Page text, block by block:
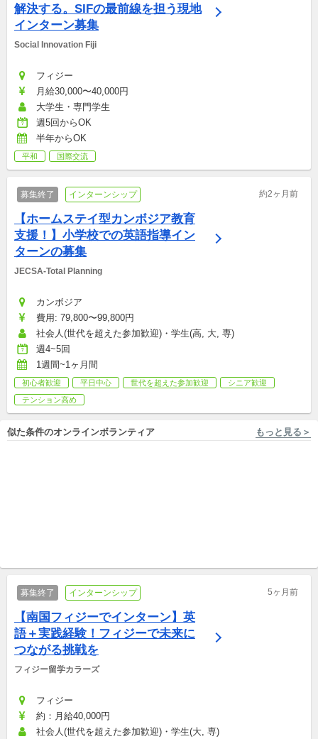
解決する。SIFの最前線を担う現地
インターン募集
フィジー
月給30,000〜40,000円
大学生・専門学生
週5回からOK
半年からOK
平和 国際交流
募集終了 インターンシップ 約2ヶ月前
【ホームステイ型カンボジア教育
支援！】小学校での英語指導イン
ターンの募集
JECSA-Total Planning
カンボジア
費用: 79,800〜99,800円
社会人(世代を超えた参加歓迎)・学生(高, 大, 専)
週4~5回
1週間~1ヶ月間
初心者歓迎 平日中心 世代を超えた参加歓迎
シニア歓迎
テンション高め
似た条件のオンラインボランティア もっと見る＞
募集終了 インターンシップ 5ヶ月前
【南国フィジーでインターン】英
語＋実践経験！フィジーで未来に
つながる挑戦を
フィジー留学カラーズ
フィジー
約：月給40,000円
社会人(世代を超えた参加歓迎)・学生(大, 専)